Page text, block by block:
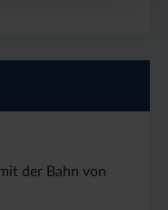
der Bahn von